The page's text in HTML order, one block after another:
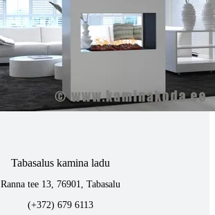
Tartus kivi töötlemine
Tähe 127E, Tartu
(+372) 747 7107
vaino@raidkivi.ee
E-R 09:00–17:00
Tabasalus kamina ladu
Ranna tee 13, 76901, Tabasalu
(+372) 679 6113